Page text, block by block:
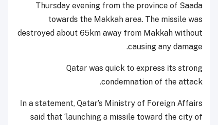
Thursday evening from the province of Saada
towards the Makkah area. The missile was
destroyed about 65km away from Makkah without
causing any damage.
Qatar was quick to express its strong
condemnation of the attack.
In a statement, Qatar’s Ministry of Foreign Affairs
said that ‘launching a missile toward the city of